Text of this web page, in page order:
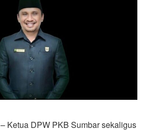
– Ketua DPW PKB Sumbar sekaligus